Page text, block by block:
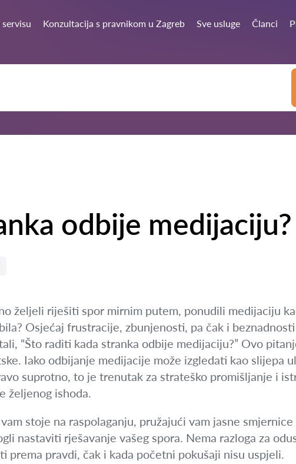
servisu Konzultacija s pravnikom u Zagreb Sve usluge Članci
odbije medijaciju?
željeli riješiti spor mirnim putem, ponudili medijaciju
Osjećaj frustracije, zbunjenosti, pa čak i
“Što raditi kada stranka odbije medijaciju?” Ovo
Iako odbijanje medijacije može izgledati kao slijepa
suprotno, to je trenutak za strateško promišljanje i
željenog ishoda.
stoje na raspolaganju, pružajući vam jasne smjernice
nastaviti rješavanje vašeg spora. Nema razloga za
prema pravdi, čak i kada početni pokušaji nisu uspjeli.